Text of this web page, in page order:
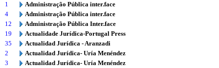
1
Administração Pública inter.face
4
Administração Pública inter.face
12
Administração Pública Inter.face
19
Actualidade Jurídica-Portugal Press
35
Actualidad Jurídica - Aranzadi
2
Actualidad Jurídica- Uría Menéndez
3
Actualidad Jurídica- Uría Menéndez